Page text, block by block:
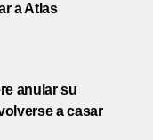
a Atlas
anular su
a casar